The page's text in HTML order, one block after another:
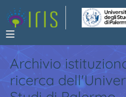
Archivio
ricerca